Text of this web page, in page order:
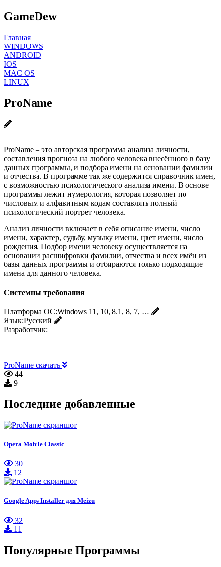
GameDew
Главная
WINDOWS
ANDROID
IOS
MAC OS
LINUX
ProName
ProName – это авторская программа анализа личности,
составления прогноза на любого человека внесённого в базу
данных программы, и подбора имени на основании фамилии
и отчества. В программе так же содержится справочник имён,
с возможностью психологического анализа имени. В основе
программы лежит нумерология, которая позволяет по
числовым и алфавитным кодам составлять полный
психологический портрет человека.
Анализ личности включает в себя описание имени, число
имени, характер, судьбу, музыку имени, цвет имени, число
рождения. Подбор имени человеку осуществляется на
основании расшифровки фамилии, отчества и всех имён из
базы данных программы и отбираются только подходящие
имена для данного человека.
Системны требования
Платформа ОС:Windows 11, 10, 8.1, 8, 7, …
Язык:Русский
Разработчик:
ProName скачать
44
9
Последние добавленные
Opera Mobile Classic
30
12
Google Apps Installer для Meizu
32
11
Популярные Программы